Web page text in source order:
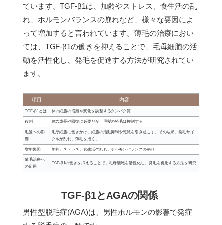
ています。TGF-β1は、加齢やストレス、食生活の乱
れ、ホルモンバランスの崩れなど、様々な要因によ
って増加すると言われています。薄毛の治療におい
ては、TGF-β1の働きを抑えることで、毛母細胞の活
動を活性化し、発毛を促進する方法が研究されてい
ます。
項目 内容
TGF-β1とは 体の細胞の増殖や変化を調整するタンパク質
役割 体の成長や回復に必要だが、毛髪の発毛は抑制する
毛髪への影
響
毛母細胞に働きかけ、細胞の活動抑制や死滅を引き起こす。その結果、発毛サイ
クルが乱れ、薄毛を招く。
増加要因 加齢、ストレス、食生活の乱れ、ホルモンバランスの崩れ
薄毛治療へ
の応用
TGF-β1の働きを抑えることで、毛母細胞を活性化し、発毛を促進する方法を研究
TGF-β1とAGAの関係
男性型脱毛症(AGA)は、男性ホルモンの影響で発症